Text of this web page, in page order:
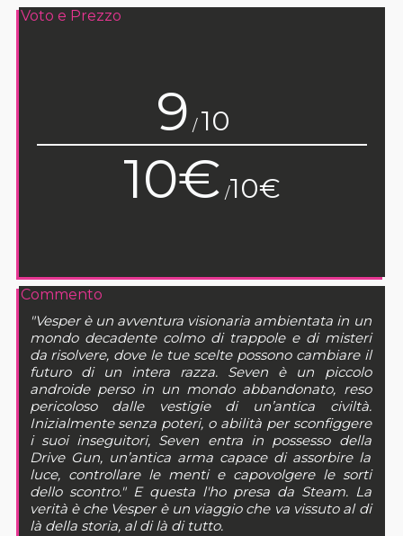
Voto e Prezzo
9 / 10
10€ /10€
Commento
"Vesper è un avventura visionaria ambientata in un
mondo decadente colmo di trappole e di misteri
da risolvere, dove le tue scelte possono cambiare il
futuro di un intera razza. Seven è un piccolo
androide perso in un mondo abbandonato, reso
pericoloso dalle vestigie di un’antica civiltà.
Inizialmente senza poteri, o abilità per sconfiggere
i suoi inseguitori, Seven entra in possesso della
Drive Gun, un’antica arma capace di assorbire la
luce, controllare le menti e capovolgere le sorti
dello scontro." E questa l'ho presa da Steam. La
verità è che Vesper è un viaggio che va vissuto al di
là della storia, al di là di tutto.